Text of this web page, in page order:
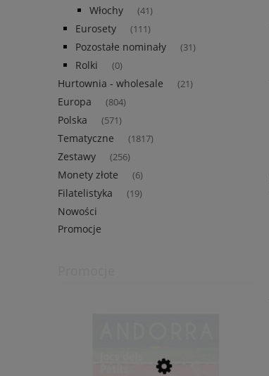
Włochy (41)
Eurosety (111)
Pozostałe nominały (31)
Rolki (0)
Hurtownia - wholesale (21)
Europa (804)
Polska (571)
Tematyczne (1817)
Zestawy (256)
Monety złote (6)
Filatelistyka (19)
Nowości
Promocje